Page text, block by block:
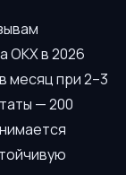
OKX в 2026
месяц при 2–3
— 200